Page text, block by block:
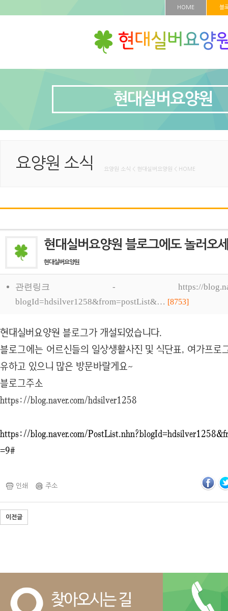
HOME 블
현대실버요양원
요양원 소식 요양원 소식 < 현대실버요양원 < HOME
현대실버요양원 블로그에도 놀러오
현대실버요양원
관련링크 - https://
blogId=hdsilver1258&from=postList&… [8753]
현대실버요양원 블로그가 개설되었습니다.
블로그에는 어르신들의 일상생활사진 및 식단표, 여가프로
유하고 있으니 많은 방문바랄게요~
블로그주소
https://blog.naver.com/hdsilver1258
https://blog.naver.com/
=9#
인쇄 주소
이전글